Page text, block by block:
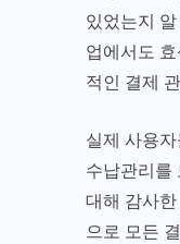
있었는지
업에서도
적인 결제
실제 사용
수납관리를
대해 감사
으로 모든